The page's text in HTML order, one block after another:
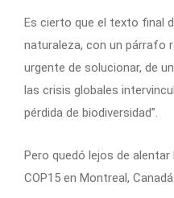
Es cierto que el texto final
naturaleza, con un párrafo
urgente de solucionar, de
las crisis globales
pérdida de biodiversidad”.
Pero quedó lejos de
COP15 en Montreal, Canadá.